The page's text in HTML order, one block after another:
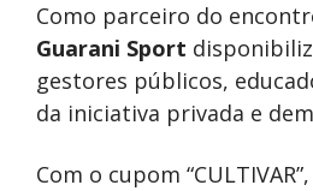
Como parceiro do
Guarani Sport
gestores públicos,
da iniciativa privada e
Com o cupom